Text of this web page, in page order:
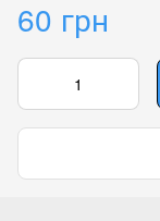
60 грн